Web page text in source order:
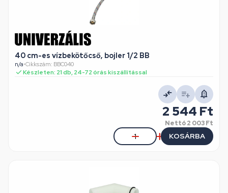
40 cm-es vízbekötőcső, bojler 1/2 BB
n/a•Cikkszám: BBC040
Készleten: 21 db, 24-72 órás kiszállítással
2 544 Ft
Nettó2 003 Ft
KOSÁRBA